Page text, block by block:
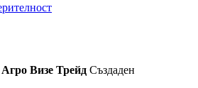
Агро Визе Трейд Създаден